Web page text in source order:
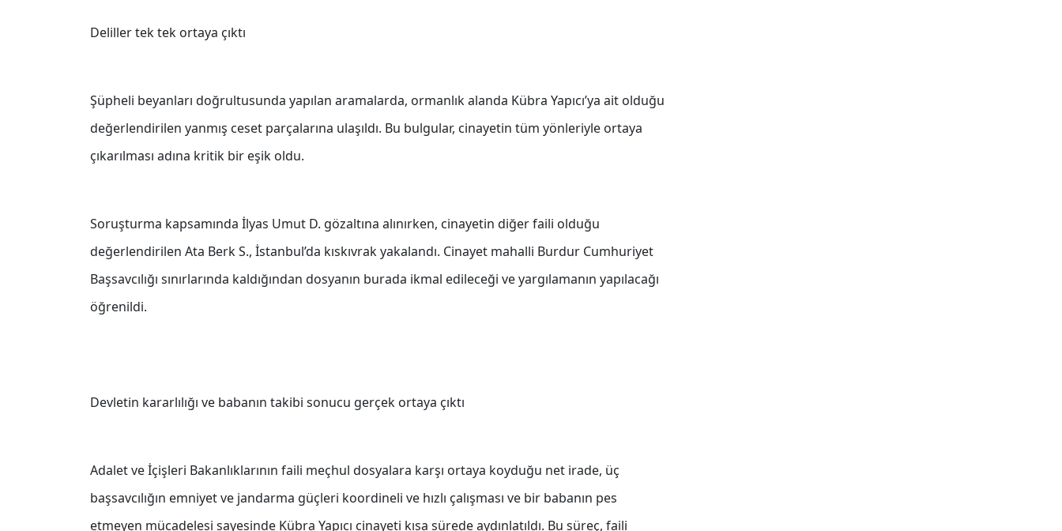
Deliller tek tek ortaya çıktı
Şüpheli beyanları doğrultusunda yapılan aramalarda, ormanlık alanda Kübra Yapıcı’ya ait olduğu
değerlendirilen yanmış ceset parçalarına ulaşıldı. Bu bulgular, cinayetin tüm yönleriyle ortaya
çıkarılması adına kritik bir eşik oldu.
Soruşturma kapsamında İlyas Umut D. gözaltına alınırken, cinayetin diğer faili olduğu
değerlendirilen Ata Berk S., İstanbul’da kıskıvrak yakalandı. Cinayet mahalli Burdur Cumhuriyet
Başsavcılığı sınırlarında kaldığından dosyanın burada ikmal edileceği ve yargılamanın yapılacağı
öğrenildi.
Devletin kararlılığı ve babanın takibi sonucu gerçek ortaya çıktı
Adalet ve İçişleri Bakanlıklarının faili meçhul dosyalara karşı ortaya koyduğu net irade, üç
başsavcılığın emniyet ve jandarma güçleri koordineli ve hızlı çalışması ve bir babanın pes
etmeyen mücadelesi sayesinde Kübra Yapıcı cinayeti kısa sürede aydınlatıldı. Bu süreç, faili